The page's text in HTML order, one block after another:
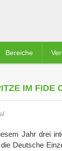
Bereiche
IM FIDE
Jahr drei
Deutsche